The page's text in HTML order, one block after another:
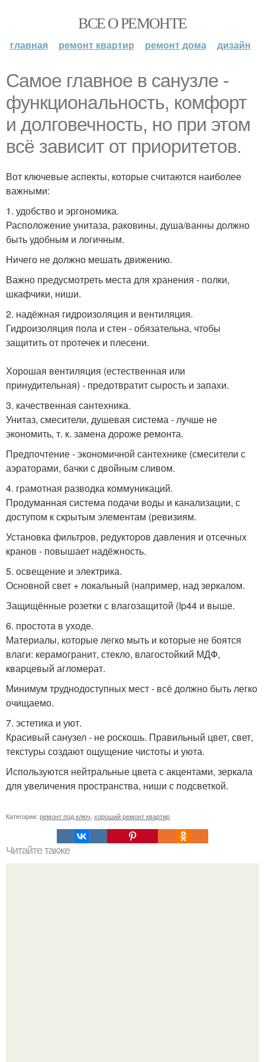
ВСЕ О РЕМОНТЕ
главная ремонт квартир ремонт дома дизайн
Самое главное в санузле -
функциональность, комфорт
и долговечность, но при этом
всё зависит от приоритетов.
Вот ключевые аспекты, которые считаются наиболее
важными:
1. удобство и эргономика.
Расположение унитаза, раковины, душа/ванны должно
быть удобным и логичным.
Ничего не должно мешать движению.
Важно предусмотреть места для хранения - полки,
шкафчики, ниши.
2. надёжная гидроизоляция и вентиляция.
Гидроизоляция пола и стен - обязательна, чтобы
защитить от протечек и плесени.
Хорошая вентиляция (естественная или
принудительная) - предотвратит сырость и запахи.
3. качественная сантехника.
Унитаз, смесители, душевая система - лучше не
экономить, т. к. замена дороже ремонта.
Предпочтение - экономичной сантехнике (смесители с
аэраторами, бачки с двойным сливом.
4. грамотная разводка коммуникаций.
Продуманная система подачи воды и канализации, с
доступом к скрытым элементам (ревизиям.
Установка фильтров, редукторов давления и отсечных
кранов - повышает надёжность.
5. освещение и электрика.
Основной свет + локальный (например, над зеркалом.
Защищённые розетки с влагозащитой (Ip44 и выше.
6. простота в уходе.
Материалы, которые легко мыть и которые не боятся
влаги: керамогранит, стекло, влагостойкий МДФ,
кварцевый агломерат.
Минимум труднодоступных мест - всё должно быть легко
очищаемо.
7. эстетика и уют.
Красивый санузел - не роскошь. Правильный цвет, свет,
текстуры создают ощущение чистоты и уюта.
Используются нейтральные цвета с акцентами, зеркала
для увеличения пространства, ниши с подсветкой.
Категории: ремонт под ключ хороший ремонт квартир
Читайте также